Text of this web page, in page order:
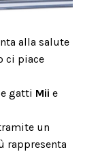
alla salute
ci piace
gatti Mii e
un
rappresenta